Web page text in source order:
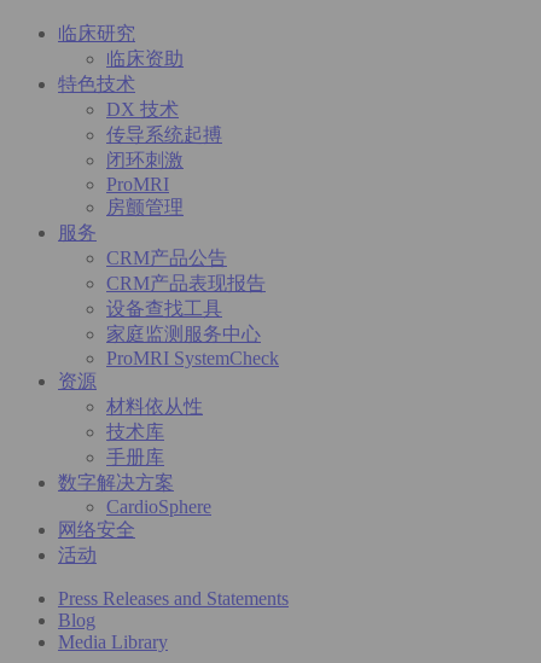
临床研究
临床资助
特色技术
DX 技术
传导系统起搏
闭环刺激
ProMRI
房颤管理
服务
CRM产品公告
CRM产品表现报告
设备查找工具
家庭监测服务中心
ProMRI SystemCheck
资源
材料依从性
技术库
手册库
数字解决方案
CardioSphere
网络安全
活动
Press Releases and Statements
Blog
Media Library